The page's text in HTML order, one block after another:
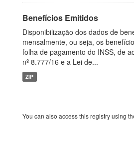
Benefícios Emitidos
Disponibilização dos dados de
mensalmente, ou seja, os
folha de pagamento do INSS, de
nº 8.777/16 e a Lei de...
ZIP
You can also access this registry using